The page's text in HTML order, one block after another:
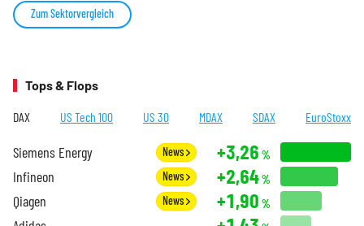
Zum Sektorvergleich
Tops & Flops
DAX US Tech 100 US 30 MDAX SDAX EuroStoxx
Siemens Energy News +3,26 %
Infineon News +2,64%
Qiagen News +1,90 %